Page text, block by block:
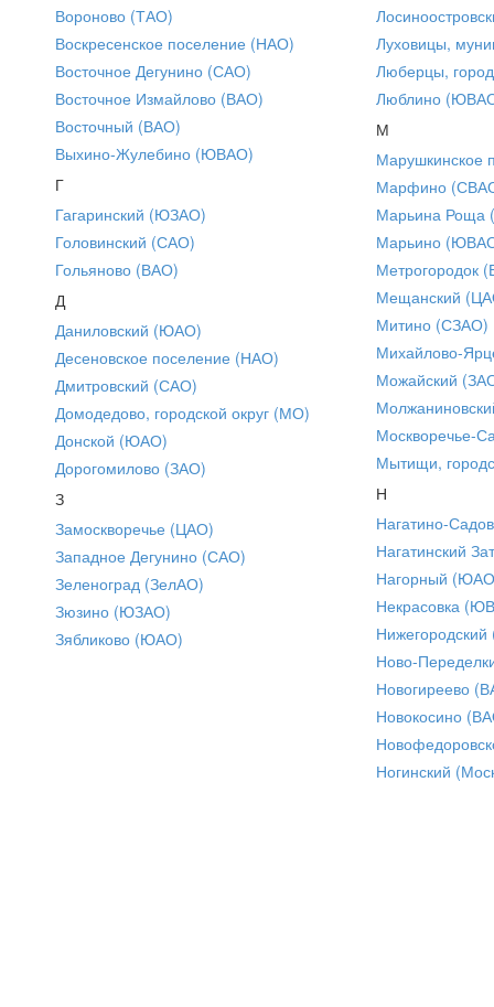
Вороново (ТАО)
Воскресенское поселение (НАО)
Восточное Дегунино (САО)
Восточное Измайлово (ВАО)
Восточный (ВАО)
Выхино-Жулебино (ЮВАО)
Г
Гагаринский (ЮЗАО)
Головинский (САО)
Гольяново (ВАО)
Д
Даниловский (ЮАО)
Десеновское поселение (НАО)
Дмитровский (САО)
Домодедово, городской округ (МО)
Донской (ЮАО)
Дорогомилово (ЗАО)
З
Замоскворечье (ЦАО)
Западное Дегунино (САО)
Зеленоград (ЗелАО)
Зюзино (ЮЗАО)
Зябликово (ЮАО)
Луховицы,
Люберцы,
Люблино
М
Марушкинское
Марфино
Марьина Роща
Марьино
Метрогородок
Мещанский
Митино (СЗАО)
Михайлово-
Можайский
Москворечье-
Мытищи,
Н
Нагатино-
Нагатинский
Нагорный
Некрасовка
Ново-
Новогиреево
Новокосино
Ногинский